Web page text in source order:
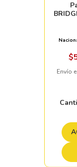
$
Envío